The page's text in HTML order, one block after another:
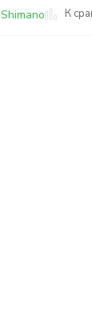
Shimano К